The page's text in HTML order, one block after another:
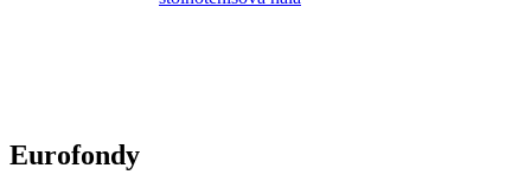
Eurofondy